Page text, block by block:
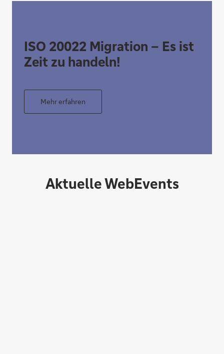
ISO 20022 Migration – Es ist
Zeit zu handeln!
Mehr erfahren
Aktuelle WebEvents